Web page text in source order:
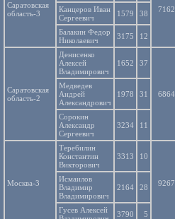
Саратовская
область-3
7162
Канцеров Иван
Сергеевич
1579 38
Балакин Федор
Николаевич
3175 12
Саратовская
область-2
Денисенко
Алексей
Владимирович
1652 37
6864
Медведев
Андрей
Александрович
1978 31
Сорокин
Александр
Сергеевич
3234 11
Москва-3
Теребилин
Константин
Викторович
3313 10
9267
Исмаилов
Владимир
Владимирович
2164 28
Гусев Алексей
3790 5